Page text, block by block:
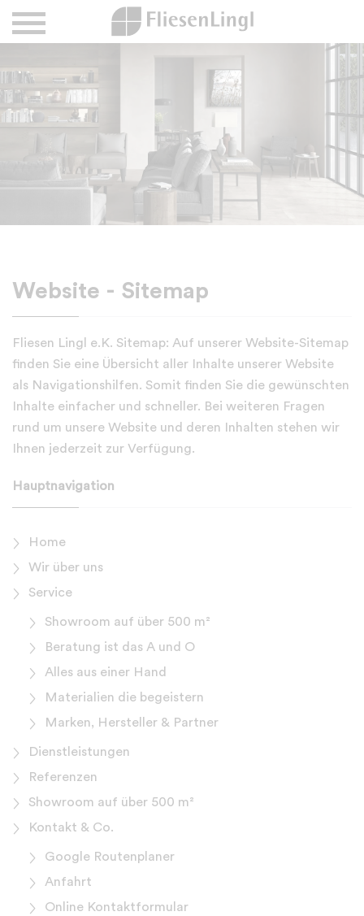
Website - Sitemap
Fliesen Lingl e.K. Sitemap: Auf unserer Website-Sitemap
finden Sie eine Übersicht aller Inhalte unserer Website
als Navigationshilfen. Somit finden Sie die gewünschten
Inhalte einfacher und schneller. Bei weiteren Fragen
rund um unsere Website und deren Inhalten stehen wir
Ihnen jederzeit zur Verfügung.
Hauptnavigation
Home
Wir über uns
Service
Showroom auf über 500 m²
Beratung ist das A und O
Alles aus einer Hand
Materialien die begeistern
Marken, Hersteller & Partner
Dienstleistungen
Referenzen
Showroom auf über 500 m²
Kontakt & Co.
Google Routenplaner
Anfahrt
Online Kontaktformular